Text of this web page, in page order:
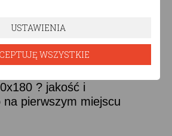
czemu unikalne łóżko domek
? jakość i
na pierwszym miejscu
USTAWIENIA
WSZYSTKIE